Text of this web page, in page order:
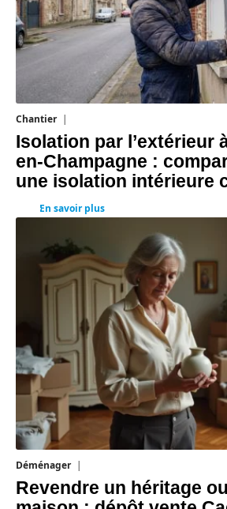
Chantier
Isolation par l’extérieur
en-Champagne :
une isolation intérieure
En savoir plus
Déménager
Revendre un héritage